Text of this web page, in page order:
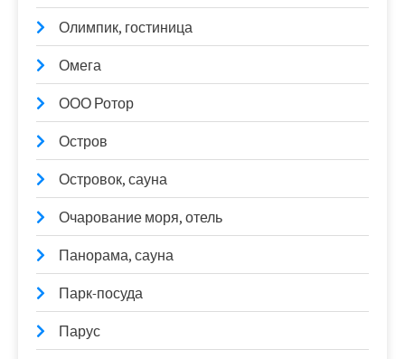
Олимпик, гостиница
Омега
ООО Ротор
Остров
Островок, сауна
Очарование моря, отель
Панорама, сауна
Парк-посуда
Парус